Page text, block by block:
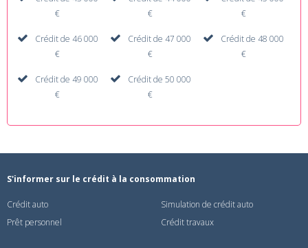
€
€
€
Crédit de 46 000
€
Crédit de 47 000
€
Crédit de 48 000
€
Crédit de 49 000
€
Crédit de 50 000
€
S'informer sur le crédit à la consommation
Crédit auto
Simulation de crédit auto
Prêt personnel
Crédit travaux